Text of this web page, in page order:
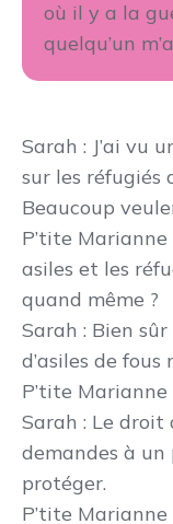
où il y a la
quelqu’un
Sarah : J’ai vu
sur les réfugiés
Beaucoup
P’tite Marianne
asiles et les
quand même ?
Sarah : Bien
d’asiles de fous
P’tite Marianne
Sarah : Le droit
demandes à un
protéger.
P’tite Marianne